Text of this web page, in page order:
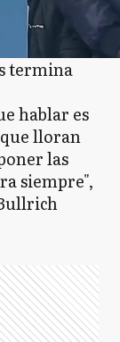
termina
hablar es
lloran
las
siempre",